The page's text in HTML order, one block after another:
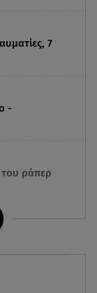
7
-
ράπερ